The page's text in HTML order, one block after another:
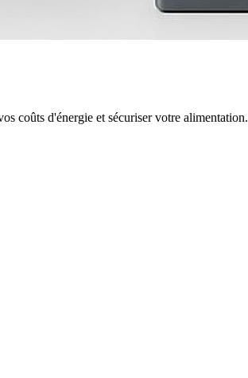
coûts d'énergie et sécuriser votre alimentation.